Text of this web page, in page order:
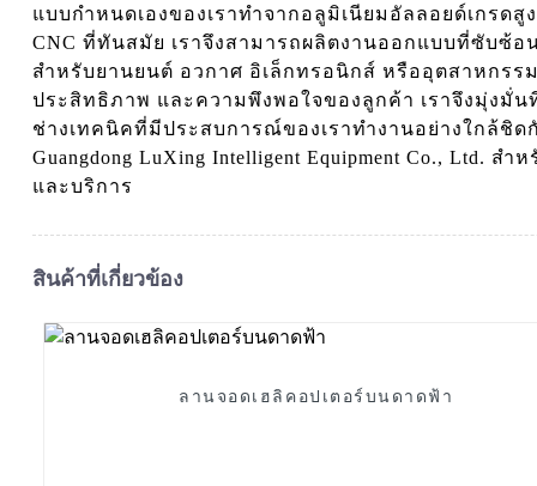
แบบกำหนดเองของเราทำจากอลูมิเนียมอัลลอยด์เกร
CNC ที่ทันสมัย ​​เราจึงสามารถผลิตงานออกแบบที่ซับซ้
สำหรับยานยนต์ อวกาศ อิเล็กทรอนิกส์ หรืออุตสาหกร
ประสิทธิภาพ และความพึงพอใจของลูกค้า เราจึงมุ่งมั่
ช่างเทคนิคที่มีประสบการณ์ของเราทำงานอย่างใกล้ชิ
Guangdong LuXing Intelligent Equipment Co.,
และบริการ
สินค้าที่เกี่ยวข้อง
ลานจอดเฮลิคอปเตอร์บนดาดฟ้า